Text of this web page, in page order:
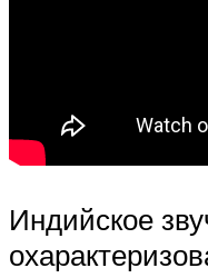
Индийское